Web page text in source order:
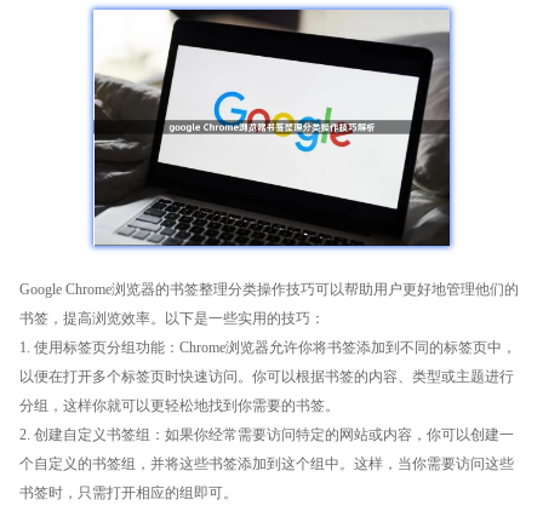
Google Chrome浏览器的书签整理分类操作技巧可以帮助用户更好地管理他们的
书签，提高浏览效率。以下是一些实用的技巧：
1. 使用标签页分组功能：Chrome浏览器允许你将书签添加到不同的标签页中，
以便在打开多个标签页时快速访问。你可以根据书签的内容、类型或主题进行
分组，这样你就可以更轻松地找到你需要的书签。
2. 创建自定义书签组：如果你经常需要访问特定的网站或内容，你可以创建一
个自定义的书签组，并将这些书签添加到这个组中。这样，当你需要访问这些
书签时，只需打开相应的组即可。